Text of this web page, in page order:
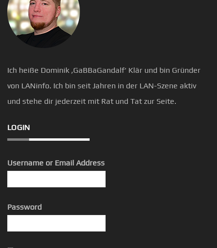
Ich heiße Dominik ‚GaBBaGandalf‘ Klär und bin Gründer
von LANinfo. Ich bin seit Jahren in der LAN-Szene aktiv
und stehe dir jederzeit mit Rat und Tat zur Seite.
LOGIN
Username or Email Address
Password